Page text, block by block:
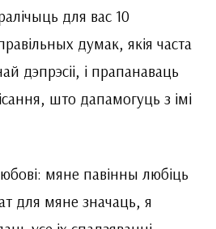
для вас 10
думак, якія часта
дэпрэсіі, і прапанаваць
што дапамогуць з імі
мяне павінны любіць
для мяне значаць, я